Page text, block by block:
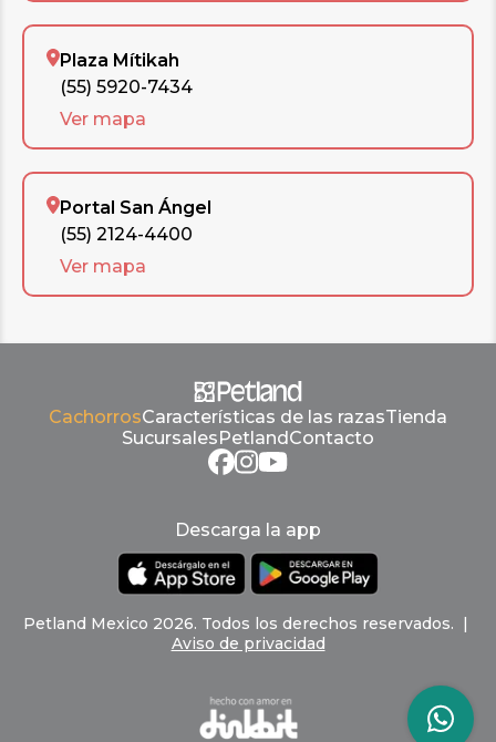
Plaza Mítikah
(55) 5920-7434
Ver mapa
Portal San Ángel
(55) 2124-4400
Ver mapa
CachorrosCaracterísticas de las razasTienda
Sucursales Petland Contacto
Descarga la app
Petland Mexico 2026. Todos los derechos reservados. |
Aviso de privacidad